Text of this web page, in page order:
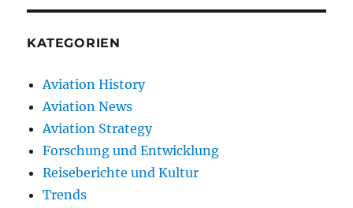
KATEGORIEN
Aviation History
Aviation News
Aviation Strategy
Forschung und Entwicklung
Reiseberichte und Kultur
Trends